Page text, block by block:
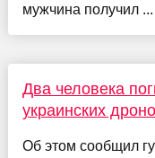
мужчина получил ...
Два человека
украинских
Об этом сообщил